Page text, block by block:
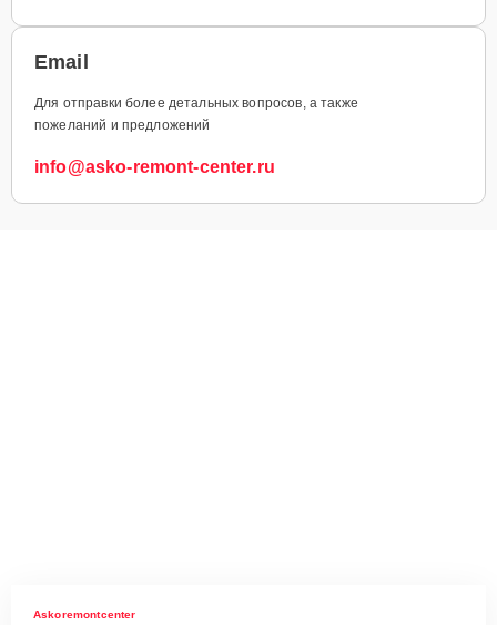
Email
Для отправки более детальных вопросов, а также
пожеланий и предложений
info@asko-remont-center.ru
Askoremontcenter